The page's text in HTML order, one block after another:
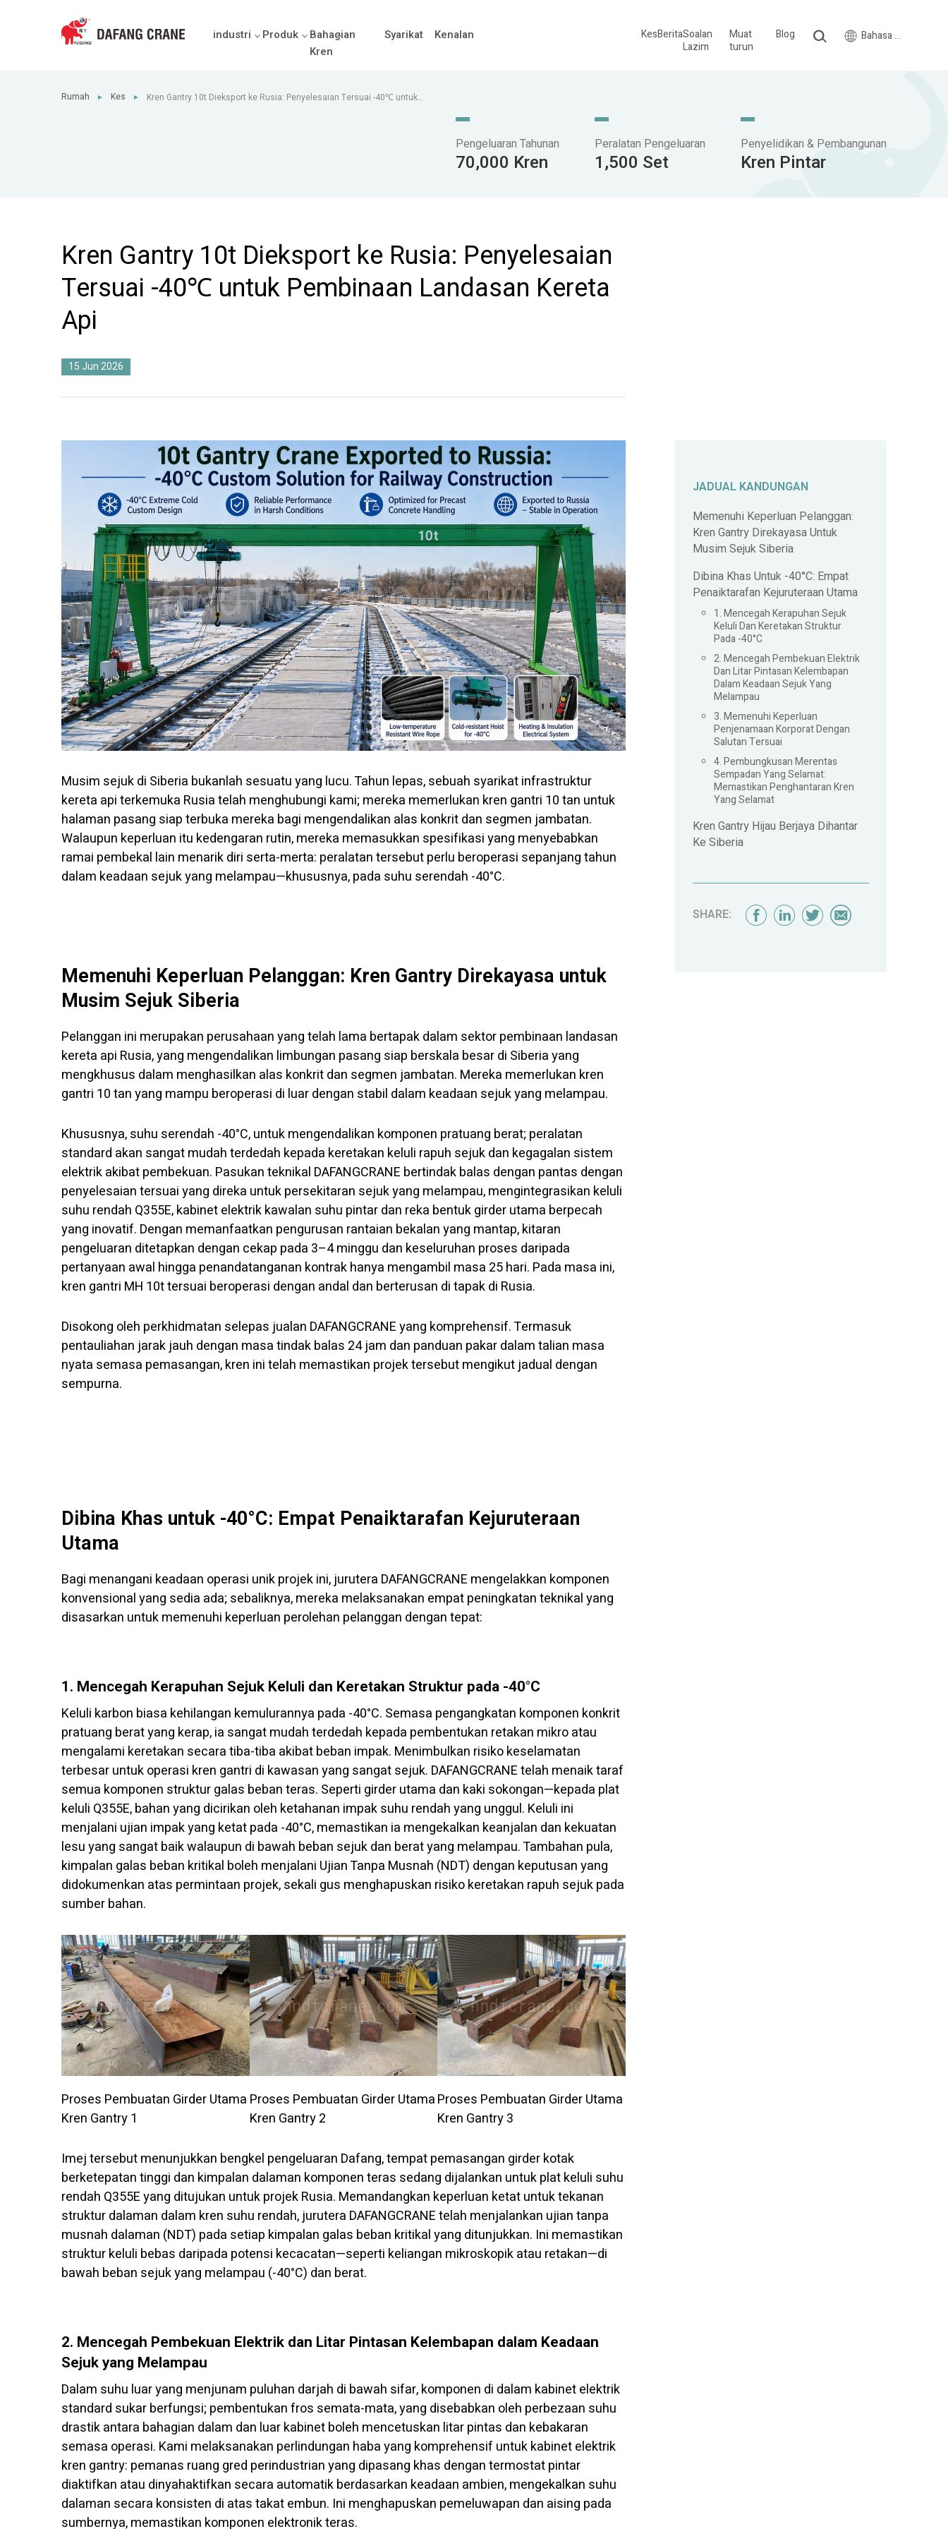
industri Produk
Bahagian
Kren
Syarikat Kenalan KesBeritaSoalan
Lazim
Muat
turun
Blog Bahasa Melayu
Rumah ► Kes ►
Kren Gantry 10t Dieksport ke Rusia: Penyelesaian Tersuai -40℃ untuk
Pengeluaran Tahunan
70,000 Kren
Peralatan Pengeluaran
1,500 Set
Penyelidikan & Pembangunan
Kren Pintar
Kren Gantry 10t Dieksport ke Rusia: Penyelesaian
Tersuai -40℃ untuk Pembinaan Landasan Kereta
Api
15 Jun 2026
JADUAL KANDUNGAN
Memenuhi Keperluan Pelanggan:
Kren Gantry Direkayasa Untuk
Musim Sejuk Siberia
Dibina Khas Untuk -40°C: Empat
Penaiktarafan Kejuruteraan Utama
1. Mencegah Kerapuhan Sejuk
Keluli Dan Keretakan Struktur
Pada -40°C
2. Mencegah Pembekuan Elektrik
Dan Litar Pintasan Kelembapan
Dalam Keadaan Sejuk Yang
Melampau
3. Memenuhi Keperluan
Penjenamaan Korporat Dengan
Salutan Tersuai
4. Pembungkusan Merentas
Sempadan Yang Selamat:
Memastikan Penghantaran Kren
Yang Selamat
Kren Gantry Hijau Berjaya Dihantar
Ke Siberia
SHARE:
Musim sejuk di Siberia bukanlah sesuatu yang lucu. Tahun lepas, sebuah syarikat infrastruktur
kereta api terkemuka Rusia telah menghubungi kami; mereka memerlukan kren gantri 10 tan untuk
halaman pasang siap terbuka mereka bagi mengendalikan alas konkrit dan segmen jambatan.
Walaupun keperluan itu kedengaran rutin, mereka memasukkan spesifikasi yang menyebabkan
ramai pembekal lain menarik diri serta-merta: peralatan tersebut perlu beroperasi sepanjang tahun
dalam keadaan sejuk yang melampau—khususnya, pada suhu serendah -40°C.
Memenuhi Keperluan Pelanggan: Kren Gantry Direkayasa untuk
Musim Sejuk Siberia
Pelanggan ini merupakan perusahaan yang telah lama bertapak dalam sektor pembinaan landasan
kereta api Rusia, yang mengendalikan limbungan pasang siap berskala besar di Siberia yang
mengkhusus dalam menghasilkan alas konkrit dan segmen jambatan. Mereka memerlukan kren
gantri 10 tan yang mampu beroperasi di luar dengan stabil dalam keadaan sejuk yang melampau.
Khususnya, suhu serendah -40°C, untuk mengendalikan komponen pratuang berat; peralatan
standard akan sangat mudah terdedah kepada keretakan keluli rapuh sejuk dan kegagalan sistem
elektrik akibat pembekuan. Pasukan teknikal DAFANGCRANE bertindak balas dengan pantas dengan
penyelesaian tersuai yang direka untuk persekitaran sejuk yang melampau, mengintegrasikan keluli
suhu rendah Q355E, kabinet elektrik kawalan suhu pintar dan reka bentuk girder utama berpecah
yang inovatif. Dengan memanfaatkan pengurusan rantaian bekalan yang mantap, kitaran
pengeluaran ditetapkan dengan cekap pada 3–4 minggu dan keseluruhan proses daripada
pertanyaan awal hingga penandatanganan kontrak hanya mengambil masa 25 hari. Pada masa ini,
kren gantri MH 10t tersuai beroperasi dengan andal dan berterusan di tapak di Rusia.
Disokong oleh perkhidmatan selepas jualan DAFANGCRANE yang komprehensif. Termasuk
pentauliahan jarak jauh dengan masa tindak balas 24 jam dan panduan pakar dalam talian masa
nyata semasa pemasangan, kren ini telah memastikan projek tersebut mengikut jadual dengan
sempurna.
Dibina Khas untuk -40°C: Empat Penaiktarafan Kejuruteraan
Utama
Bagi menangani keadaan operasi unik projek ini, jurutera DAFANGCRANE mengelakkan komponen
konvensional yang sedia ada; sebaliknya, mereka melaksanakan empat peningkatan teknikal yang
disasarkan untuk memenuhi keperluan perolehan pelanggan dengan tepat:
1. Mencegah Kerapuhan Sejuk Keluli dan Keretakan Struktur pada -40°C
Keluli karbon biasa kehilangan kemulurannya pada -40°C. Semasa pengangkatan komponen konkrit
pratuang berat yang kerap, ia sangat mudah terdedah kepada pembentukan retakan mikro atau
mengalami keretakan secara tiba-tiba akibat beban impak. Menimbulkan risiko keselamatan
terbesar untuk operasi kren gantri di kawasan yang sangat sejuk. DAFANGCRANE telah menaik taraf
semua komponen struktur galas beban teras. Seperti girder utama dan kaki sokongan—kepada plat
keluli Q355E, bahan yang dicirikan oleh ketahanan impak suhu rendah yang unggul. Keluli ini
menjalani ujian impak yang ketat pada -40°C, memastikan ia mengekalkan keanjalan dan kekuatan
lesu yang sangat baik walaupun di bawah beban sejuk dan berat yang melampau. Tambahan pula,
kimpalan galas beban kritikal boleh menjalani Ujian Tanpa Musnah (NDT) dengan keputusan yang
didokumenkan atas permintaan projek, sekali gus menghapuskan risiko keretakan rapuh sejuk pada
sumber bahan.
Proses Pembuatan Girder Utama
Kren Gantry 1
Proses Pembuatan Girder Utama
Kren Gantry 2
Proses Pembuatan Girder Utama
Kren Gantry 3
Imej tersebut menunjukkan bengkel pengeluaran Dafang, tempat pemasangan girder kotak
berketepatan tinggi dan kimpalan dalaman komponen teras sedang dijalankan untuk plat keluli suhu
rendah Q355E yang ditujukan untuk projek Rusia. Memandangkan keperluan ketat untuk tekanan
struktur dalaman dalam kren suhu rendah, jurutera DAFANGCRANE telah menjalankan ujian tanpa
musnah dalaman (NDT) pada setiap kimpalan galas beban kritikal yang ditunjukkan. Ini memastikan
struktur keluli bebas daripada potensi kecacatan—seperti keliangan mikroskopik atau retakan—di
bawah beban sejuk yang melampau (-40°C) dan berat.
2. Mencegah Pembekuan Elektrik dan Litar Pintasan Kelembapan dalam Keadaan
Sejuk yang Melampau
Dalam suhu luar yang menjunam puluhan darjah di bawah sifar, komponen di dalam kabinet elektrik
standard sukar berfungsi; pembentukan fros semata-mata, yang disebabkan oleh perbezaan suhu
drastik antara bahagian dalam dan luar kabinet boleh mencetuskan litar pintas dan kebakaran
semasa operasi. Kami melaksanakan perlindungan haba yang komprehensif untuk kabinet elektrik
kren gantry: pemanas ruang gred perindustrian yang dipasang khas dengan termostat pintar
diaktifkan atau dinyahaktifkan secara automatik berdasarkan keadaan ambien, mengekalkan suhu
dalaman secara konsisten di atas takat embun. Ini menghapuskan pemeluwapan dan aising pada
sumbernya, memastikan komponen elektronik teras.